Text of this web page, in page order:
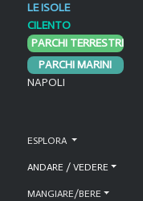
LE ISOLE
CILENTO
PARCHI TERRESTRI
PARCHI MARINI
NAPOLI
ESPLORA
ANDARE / VEDERE
MANGIARE/BERE